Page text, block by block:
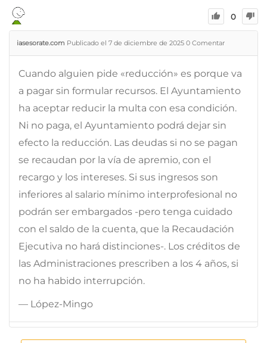
0
iasesorate.com Publicado el 7 de diciembre de 2025 0 Comentar
Cuando alguien pide «reducción» es porque va
a pagar sin formular recursos. El Ayuntamiento
ha aceptar reducir la multa con esa condición.
Ni no paga, el Ayuntamiento podrá dejar sin
efecto la reducción. Las deudas si no se pagan
se recaudan por la vía de apremio, con el
recargo y los intereses. Si sus ingresos son
inferiores al salario mínimo interprofesional no
podrán ser embargados -pero tenga cuidado
con el saldo de la cuenta, que la Recaudación
Ejecutiva no hará distinciones-. Los créditos de
las Administraciones prescriben a los 4 años, si
no ha habido interrupción.
— López-Mingo